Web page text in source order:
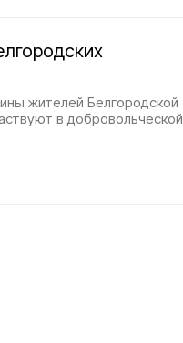
жителей Белгородской
в добровольческой